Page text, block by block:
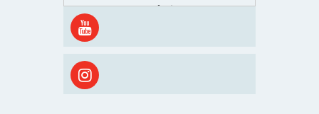
Men inden det går løs med en
spændende og aktivt
efterårsæson, så går turen først
ud i solen, ned til vandet og ind i
skyggen igen. Danish.Care holder
sommerlukket i uge 29 + 30.